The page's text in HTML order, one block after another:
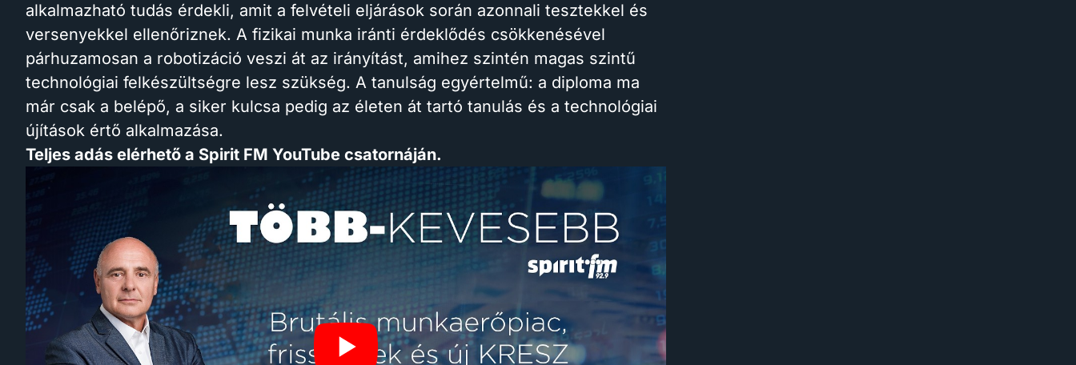
alkalmazható tudás érdekli, amit a felvételi eljárások során azonnali tesztekkel és
versenyekkel ellenőriznek. A fizikai munka iránti érdeklődés csökkenésével
párhuzamosan a robotizáció veszi át az irányítást, amihez szintén magas szintű
technológiai felkészültségre lesz szükség. A tanulság egyértelmű: a diploma ma
már csak a belépő, a siker kulcsa pedig az életen át tartó tanulás és a technológiai
újítások értő alkalmazása.
Teljes adás elérhető a Spirit FM YouTube csatornáján.